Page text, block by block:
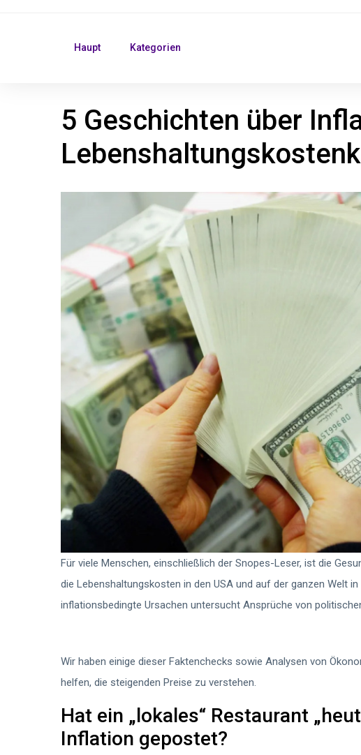
Haupt Kategorien
5 Geschichten über
Für viele Menschen, einschließlich der Snopes-Leser, ist die
die Lebenshaltungskosten in den USA und auf der ganzen Welt
inflationsbedingte Ursachen untersucht Ansprüche von
Wir haben einige dieser Faktenchecks sowie Analysen von
helfen, die steigenden Preise zu verstehen.
Hat ein „lokales“ Restaurant
Inflation gepostet?